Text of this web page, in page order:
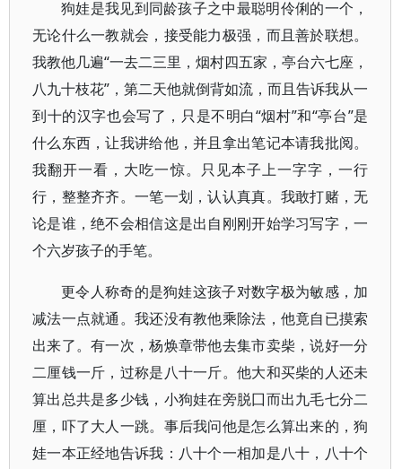
狗娃是我见到同龄孩子之中最聪明伶俐的一个，
无论什么一教就会，接受能力极强，而且善於联想。
我教他几遍“一去二三里，烟村四五家，亭台六七座，
八九十枝花”，第二天他就倒背如流，而且告诉我从一
到十的汉字也会写了，只是不明白“烟村”和“亭台”是
什么东西，让我讲给他，并且拿出笔记本请我批阅。
我翻开一看，大吃一惊。只见本子上一字字，一行
行，整整齐齐。一笔一划，认认真真。我敢打赌，无
论是谁，绝不会相信这是出自刚刚开始学习写字，一
个六岁孩子的手笔。
更令人称奇的是狗娃这孩子对数字极为敏感，加
减法一点就通。我还没有教他乘除法，他竟自已摸索
出来了。有一次，杨焕章带他去集市卖柴，说好一分
二厘钱一斤，过称是八十一斤。他大和买柴的人还未
算出总共是多少钱，小狗娃在旁脱囗而出九毛七分二
厘，吓了大人一跳。事后我问他是怎么算出来的，狗
娃一本正经地告诉我：八十个一相加是八十，八十个